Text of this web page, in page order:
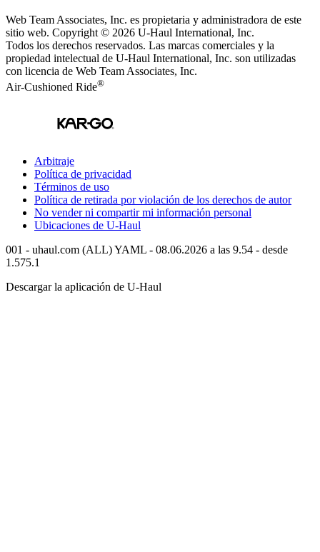
Web Team Associates, Inc. es propietaria y administradora de este
sitio web. Copyright © 2026 U-Haul International, Inc.
Todos los derechos reservados. Las marcas comerciales y la
propiedad intelectual de U-Haul International, Inc. son utilizadas
con licencia de Web Team Associates, Inc.
Air-Cushioned Ride®
Arbitraje
Política de privacidad
Términos de uso
Política de retirada por violación de los derechos de autor
No vender ni compartir mi información personal
Ubicaciones de U-Haul
001 - uhaul.com (ALL) YAML - 08.06.2026 a las 9.54 - desde
1.575.1
Descargar la aplicación de U-Haul